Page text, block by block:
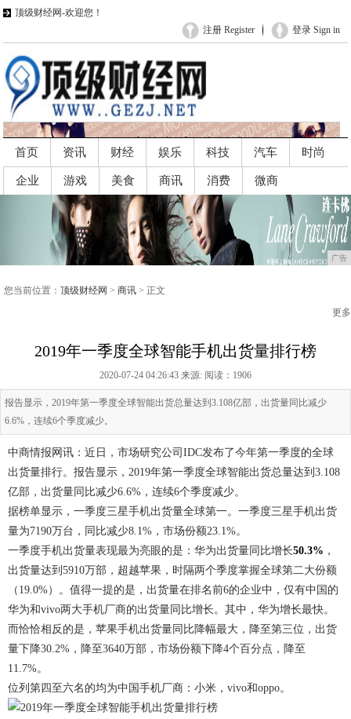
顶级财经网-欢迎您！
登录 Sign in
注册 Register
首页 资讯 财经 娱乐 科技 汽车 时尚
企业 游戏 美食 商讯 消费 微商
广告
您当前位置： 顶级财经网 > 商讯 > 正文
更多
2019年一季度全球智能手机出货量排行榜
2020-07-24 04:26:43 来源: 阅读：1906
报告显示，2019年第一季度全球智能出货总量达到3.108亿部，出货量同比减少
6.6%，连续6个季度减少。
中商情报网讯：近日，市场研究公司IDC发布了今年第一季度的全球
出货量排行。报告显示，2019年第一季度全球智能出货总量达到3.108
亿部，出货量同比减少6.6%，连续6个季度减少。
据榜单显示，一季度三星手机出货量全球第一。一季度三星手机出货
量为7190万台，同比减少8.1%，市场份额23.1%。
一季度手机出货量表现最为亮眼的是：华为出货量同比增长50.3% ，
出货量达到5910万部，超越苹果，时隔两个季度掌握全球第二大份额
（19.0%）。值得一提的是，出货量在排名前6的企业中，仅有中国的
华为和vivo两大手机厂商的出货量同比增长。其中，华为增长最快。
而恰恰相反的是，苹果手机出货量同比降幅最大，降至第三位，出货
量下降30.2%，降至3640万部，市场份额下降4个百分点，降至
11.7%。
位列第四至六名的均为中国手机厂商：小米，vivo和oppo。